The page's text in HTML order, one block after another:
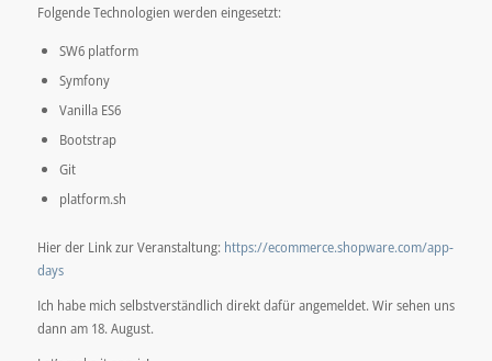
Folgende Technologien werden eingesetzt:
SW6 platform
Symfony
Vanilla ES6
Bootstrap
Git
platform.sh
Hier der Link zur Veranstaltung: https://ecommerce.shopware.com/app-
days
Ich habe mich selbstverständlich direkt dafür angemeldet. Wir sehen uns
dann am 18. August.